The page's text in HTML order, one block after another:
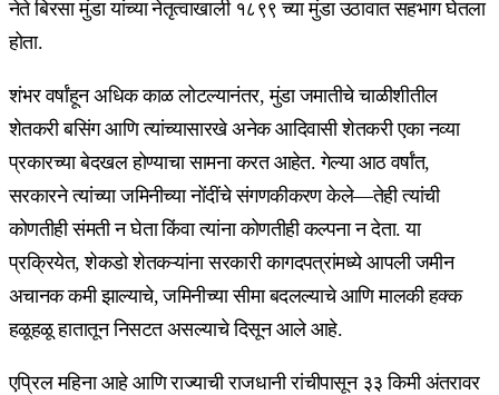
नेते बिरसा मुंडा यांच्या नेतृत्वाखाली १८९९ च्या मुंडा उठावात सहभाग घेतला
होता.
शंभर वर्षांहून अधिक काळ लोटल्यानंतर, मुंडा जमातीचे चाळीशीतील
शेतकरी बसिंग आणि त्यांच्यासारखे अनेक आदिवासी शेतकरी एका नव्या
प्रकारच्या बेदखल होण्याचा सामना करत आहेत. गेल्या आठ वर्षांत,
सरकारने त्यांच्या जमिनीच्या नोंदींचे संगणकीकरण केले—तेही त्यांची
कोणतीही संमती न घेता किंवा त्यांना कोणतीही कल्पना न देता. या
प्रक्रियेत, शेकडो शेतकऱ्यांना सरकारी कागदपत्रांमध्ये आपली जमीन
अचानक कमी झाल्याचे, जमिनीच्या सीमा बदलल्याचे आणि मालकी हक्क
हळूहळू हातातून निसटत असल्याचे दिसून आले आहे.
एप्रिल महिना आहे आणि राज्याची राजधानी रांचीपासून ३३ किमी अंतरावर